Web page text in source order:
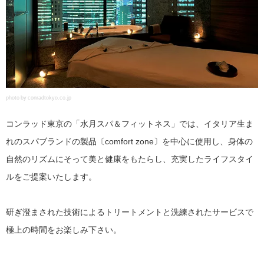
photo by conradtokyo.co.jp
コンラッド東京の「水月スパ＆フィットネス」では、イタリア生ま
れのスパブランドの製品〔comfort zone〕を中心に使用し、身体の
自然のリズムにそって美と健康をもたらし、充実したライフスタイ
ルをご提案いたします。
研ぎ澄まされた技術によるトリートメントと洗練されたサービスで
極上の時間をお楽しみ下さい。